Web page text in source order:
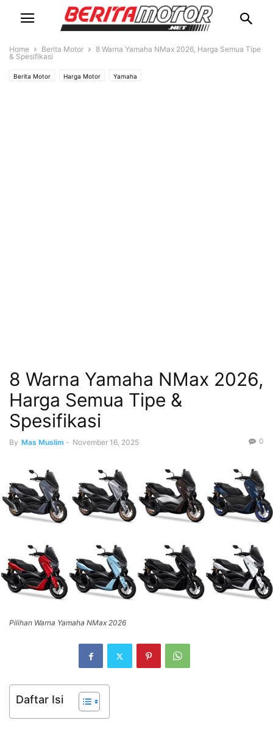
Home Berita Motor
8 Warna Yamaha NMax 2026, Harga Semua Tipe
& Spesifikasi
Berita Motor Harga Motor Yamaha
8 Warna Yamaha NMax 2026,
Harga Semua Tipe &
Spesifikasi
By Mas Muslim - November 16, 2025 0
Pilihan Warna Yamaha NMax 2026
Daftar Isi